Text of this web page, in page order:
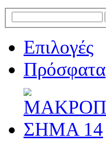
Επιλογές
Πρόσφατα